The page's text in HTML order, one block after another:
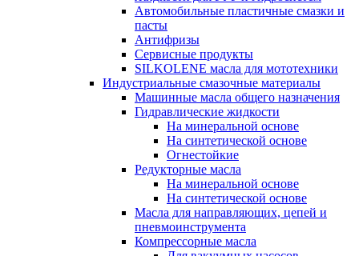
Автомобильные пластичные смазки и
пасты
Антифризы
Сервисные продукты
SILKOLENE масла для мототехники
Индустриальные смазочные материалы
Машинные масла общего назначения
Гидравлические жидкости
На минеральной основе
На синтетической основе
Огнестойкие
Редукторные масла
На минеральной основе
На синтетической основе
Масла для направляющих, цепей и
пневмоинструмента
Компрессорные масла